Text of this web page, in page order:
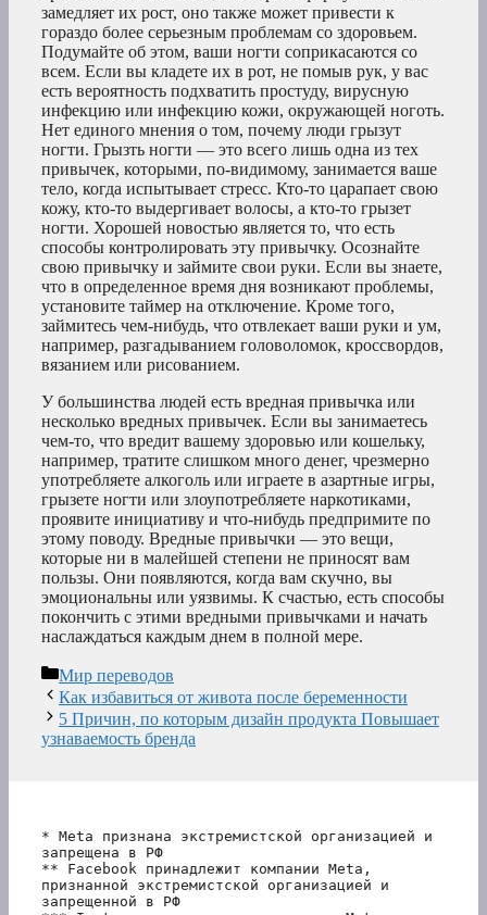
замедляет их рост, оно также может привести к
гораздо более серьезным проблемам со здоровьем.
Подумайте об этом, ваши ногти соприкасаются со
всем. Если вы кладете их в рот, не помыв рук, у вас
есть вероятность подхватить простуду, вирусную
инфекцию или инфекцию кожи, окружающей ноготь.
Нет единого мнения о том, почему люди грызут
ногти. Грызть ногти — это всего лишь одна из тех
привычек, которыми, по-видимому, занимается ваше
тело, когда испытывает стресс. Кто-то царапает свою
кожу, кто-то выдергивает волосы, а кто-то грызет
ногти. Хорошей новостью является то, что есть
способы контролировать эту привычку. Осознайте
свою привычку и займите свои руки. Если вы знаете,
что в определенное время дня возникают проблемы,
установите таймер на отключение. Кроме того,
займитесь чем-нибудь, что отвлекает ваши руки и ум,
например, разгадыванием головоломок, кроссвордов,
вязанием или рисованием.
У большинства людей есть вредная привычка или
несколько вредных привычек. Если вы занимаетесь
чем-то, что вредит вашему здоровью или кошельку,
например, тратите слишком много денег, чрезмерно
употребляете алкоголь или играете в азартные игры,
грызете ногти или злоупотребляете наркотиками,
проявите инициативу и что-нибудь предпримите по
этому поводу. Вредные привычки — это вещи,
которые ни в малейшей степени не приносят вам
пользы. Они появляются, когда вам скучно, вы
эмоциональны или уязвимы. К счастью, есть способы
покончить с этими вредными привычками и начать
наслаждаться каждым днем в полной мере.
Рубрики
Мир переводов
Как избавиться от живота после беременности
5 Причин, по которым дизайн продукта Повышает
узнаваемость бренда
* Meta признана экстремистской организацией и
запрещена в РФ
** Facebook принадлежит компании Meta,
признанной экстремистской организацией и
запрещенной в РФ